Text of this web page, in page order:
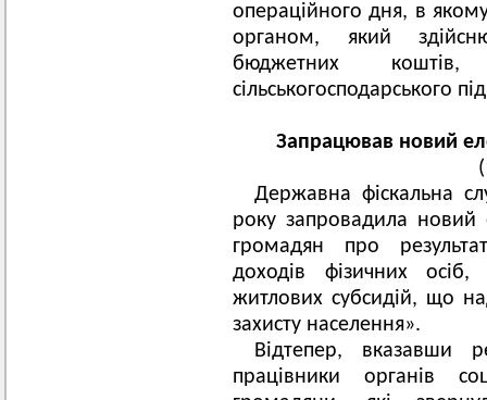
операційного дня, в
органом, який
бюджетних
сільськогосподарського
Запрацював новий
Державна фіскальна
року запровадила новий
громадян про
доходів фізичних
житлових субсидій, що
захисту населення».
Відтепер, вказавши
працівники органів